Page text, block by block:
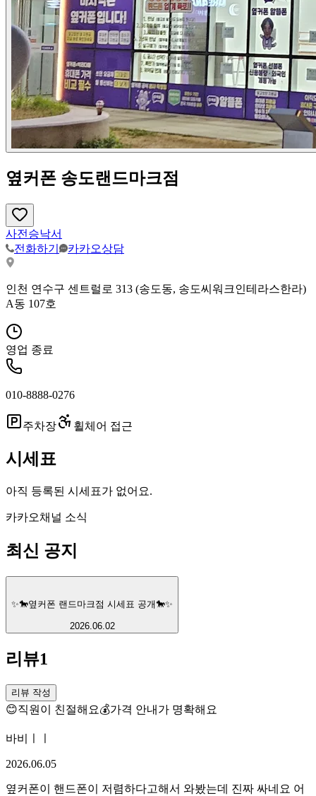
옆커폰 송도랜드마크점
사전승낙서
전화하기
카카오상담
인천 연수구 센트럴로 313 (송도동, 송도씨워크인테라스한라)
A동 107호
영업 종료
010-8888-0276
주차장 휠체어 접근
시세표
아직 등록된 시세표가 없어요.
카카오채널 소식
최신 공지
✨🐎옆커폰 랜드마크점 시세표 공개🐎✨
2026.06.02
리뷰1
리뷰 작성
😊직원이 친절해요💰가격 안내가 명확해요
바비ㅣㅣ
2026.06.05
옆커폰이 핸드폰이 저렴하다고해서 와봤는데 진짜 싸네요 어